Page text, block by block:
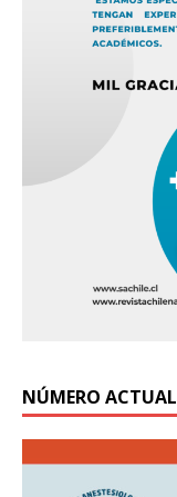
NÚMERO ACTUAL